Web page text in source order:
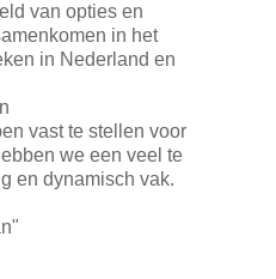
van opties en
in het
in Nederland en
vast te stellen voor
we een veel te
en dynamisch vak.